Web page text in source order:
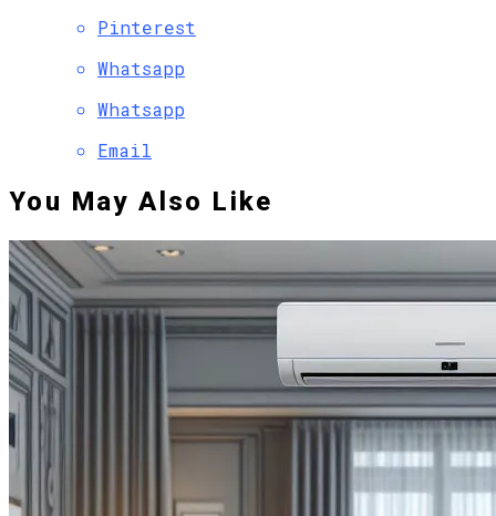
Pinterest
Whatsapp
Whatsapp
Email
You May Also Like